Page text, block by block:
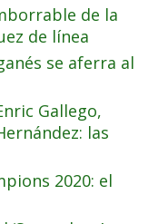
de la
de línea
se aferra al
Gallego,
las
2020: el